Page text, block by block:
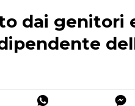
dai genitori